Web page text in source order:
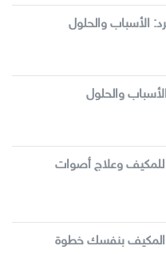
الأسباب والحلول
والحلول
للمكيف وعلاج أصوات
المكيف بنفسك خطوة